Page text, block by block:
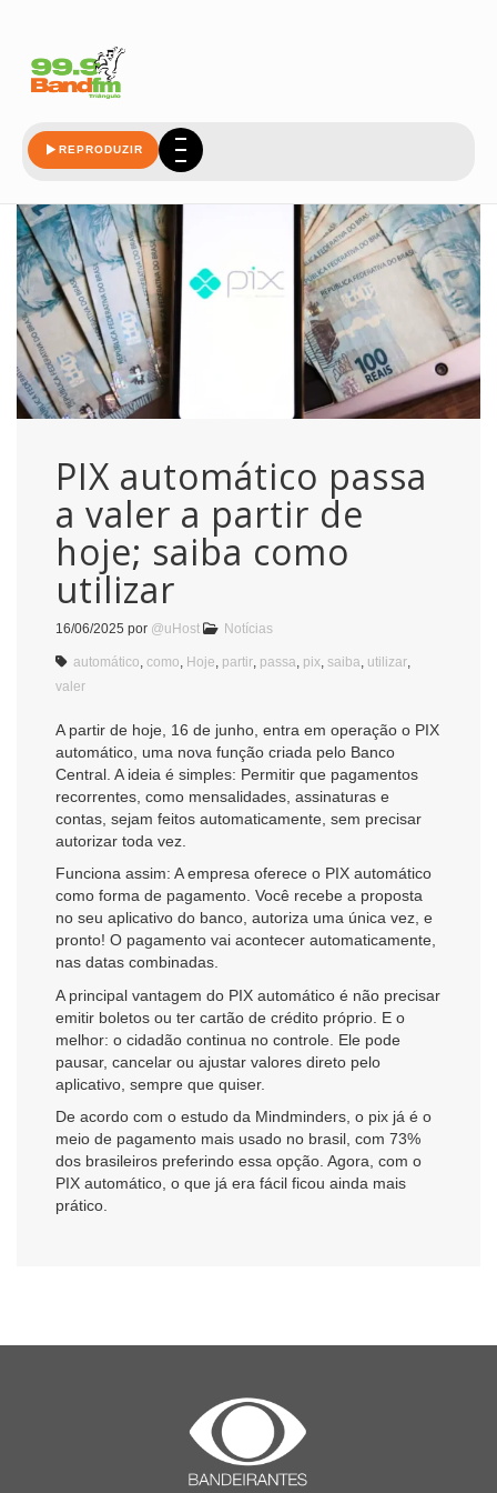
REPRODUZIR
PIX automático passa
a valer a partir de
hoje; saiba como
utilizar
16/06/2025 por @uHost Notícias
automático como Hoje partir passa pix saiba utilizar
valer
A partir de hoje, 16 de junho, entra em operação o PIX
automático, uma nova função criada pelo Banco
Central. A ideia é simples: Permitir que pagamentos
recorrentes, como mensalidades, assinaturas e
contas, sejam feitos automaticamente, sem precisar
autorizar toda vez.
Funciona assim: A empresa oferece o PIX automático
como forma de pagamento. Você recebe a proposta
no seu aplicativo do banco, autoriza uma única vez, e
pronto! O pagamento vai acontecer automaticamente,
nas datas combinadas.
A principal vantagem do PIX automático é não precisar
emitir boletos ou ter cartão de crédito próprio. E o
melhor: o cidadão continua no controle. Ele pode
pausar, cancelar ou ajustar valores direto pelo
aplicativo, sempre que quiser.
De acordo com o estudo da Mindminders, o pix já é o
meio de pagamento mais usado no brasil, com 73%
dos brasileiros preferindo essa opção. Agora, com o
PIX automático, o que já era fácil ficou ainda mais
prático.